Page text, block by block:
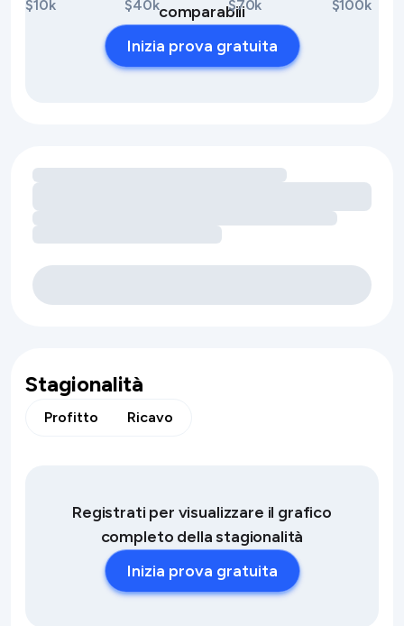
$10k $40k $70k $100k
comparabili
Inizia prova gratuita
Caricamento delle opportunità di ricavo legate ai servizi
Stagionalità
Profitto Ricavo
Registrati per visualizzare il grafico
completo della stagionalità
Inizia prova gratuita